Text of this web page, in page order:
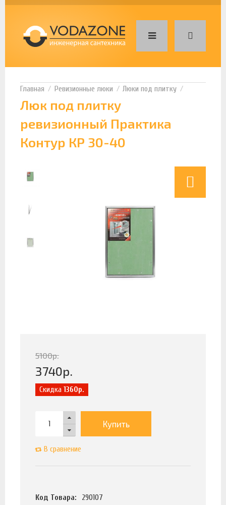
Ревизионные люки Люки под плитку
Люк под плитку
ревизионный Практика
Контур КР 30-40
5100р.
3740р.
Скидка 1360р.
Купить
В сравнение
Код Товара:
290107